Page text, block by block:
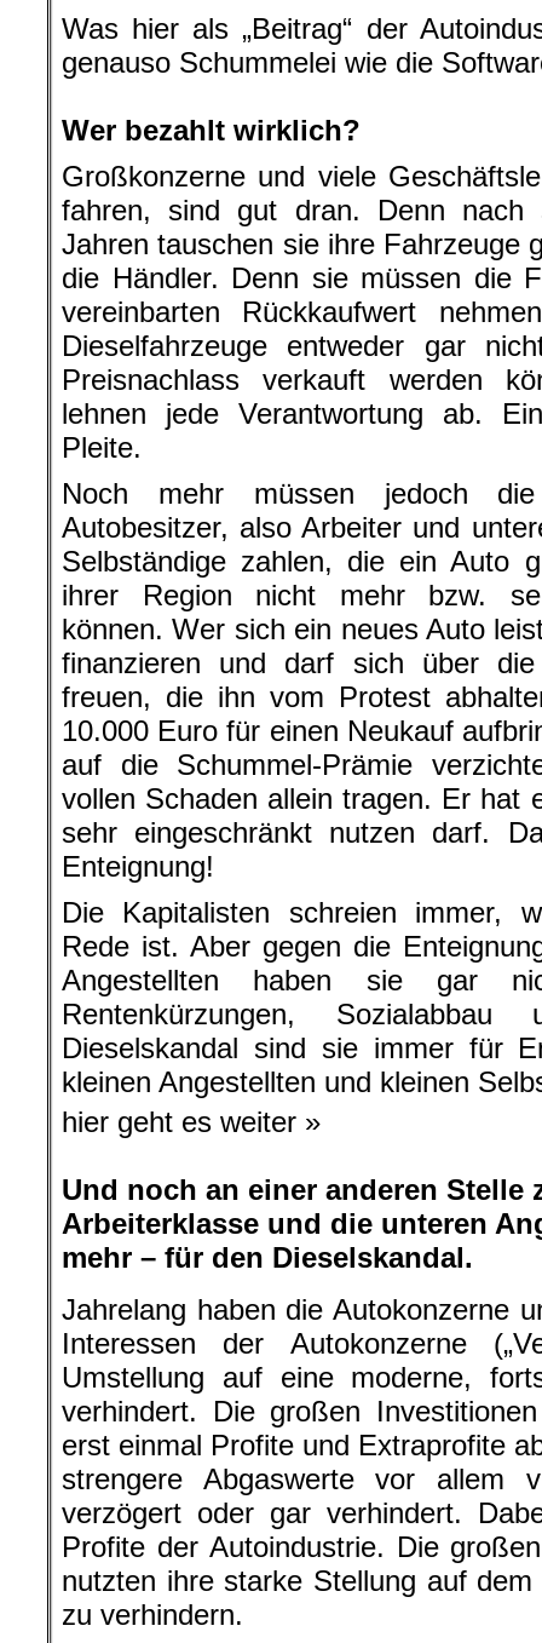
Was hier als „Beitrag“ der
genauso Schummelei wie die
Wer bezahlt wirklich?
Großkonzerne und viele
fahren, sind gut dran. Denn nach
Jahren tauschen sie ihre Fahrzeuge
die Händler. Denn sie müssen die
vereinbarten Rückkaufwert
Dieselfahrzeuge entweder gar
Preisnachlass verkauft werden
lehnen jede Verantwortung ab.
Pleite.
Noch mehr müssen jedoch
Autobesitzer, also Arbeiter und
Selbständige zahlen, die ein Auto
ihrer Region nicht mehr bzw.
können. Wer sich ein neues Auto
finanzieren und darf sich über die
freuen, die ihn vom Protest
10.000 Euro für einen Neukauf
auf die Schummel-Prämie
vollen Schaden allein tragen. Er hat
sehr eingeschränkt nutzen darf.
Enteignung!
Die Kapitalisten schreien immer,
Rede ist. Aber gegen die
Angestellten haben sie gar
Rentenkürzungen,
Dieselskandal sind sie immer für
kleinen Angestellten und kleinen
hier geht es weiter »
Und noch an einer anderen Stelle
Arbeiterklasse und die unteren
mehr – für den Dieselskandal.
Jahrelang haben die Autokonzerne
Interessen der Autokonzerne
Umstellung auf eine moderne,
verhindert. Die großen
erst einmal Profite und Extraprofite
strengere Abgaswerte vor allem
verzögert oder gar verhindert.
Profite der Autoindustrie. Die
nutzten ihre starke Stellung auf
zu verhindern.